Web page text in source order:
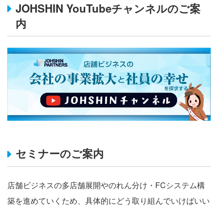
JOHSHIN YouTubeチャンネルのご案
内
セミナーのご案内
店舗ビジネスの多店舗展開やのれん分け・FCシステム構
築を進めていくため、具体的にどう取り組んでいけばいい